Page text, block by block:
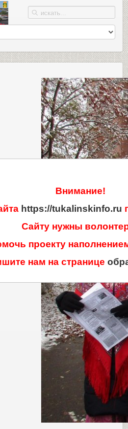
Внимание!
https://tukalinskinfo.ru
Сайту нужны
проекту
нам на странице